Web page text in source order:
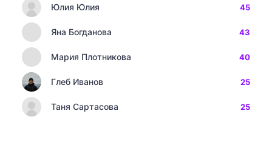
Юлия Юлия 45
Яна Богданова 43
Мария Плотникова 40
Глеб Иванов 25
Таня Сартасова 25